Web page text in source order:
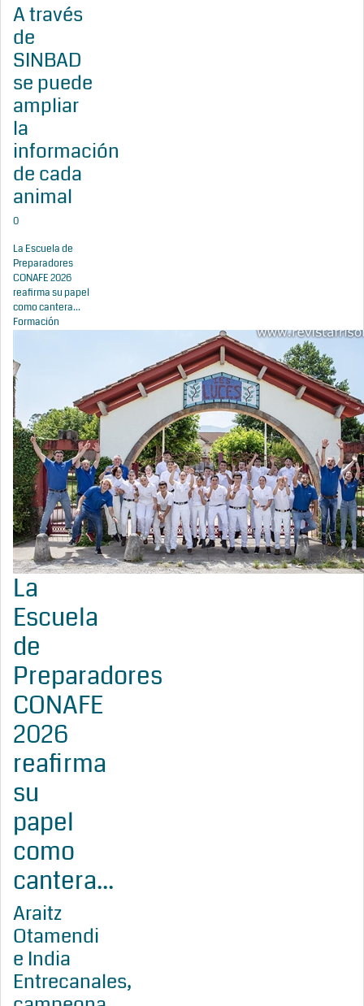
A través
de
SINBAD
se puede
ampliar
la
información
de cada
animal
0
La Escuela de
Preparadores
CONAFE 2026
reafirma su papel
como cantera...
Formación
La
Escuela
de
Preparadores
CONAFE
2026
reafirma
su
papel
como
cantera...
Araitz
Otamendi
e India
Entrecanales,